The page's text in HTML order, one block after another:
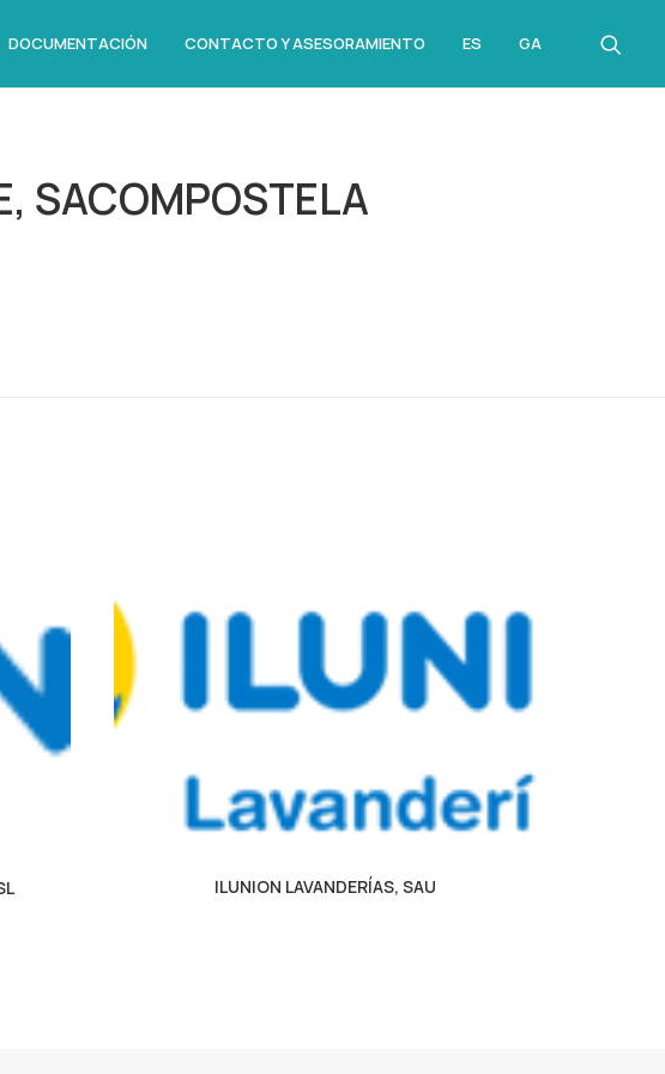
DOCUMENTACIÓN CONTACTO Y ASESORAMIENTO ES GA
SACOMPOSTELA
ILUNION LAVANDERÍAS, SAU